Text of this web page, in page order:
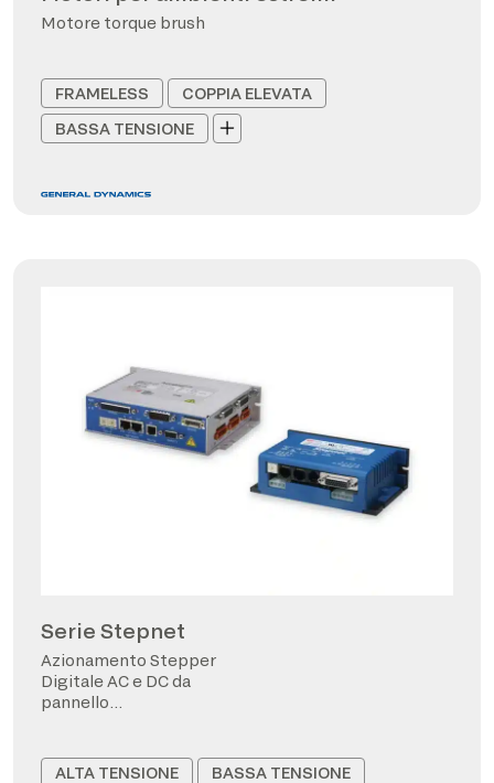
Motore torque brush
FRAMELESS
COPPIA ELEVATA
BASSA TENSIONE
Serie Stepnet
Azionamento Stepper
Digitale AC e DC da
pannello
ALTA TENSIONE
BASSA TENSIONE